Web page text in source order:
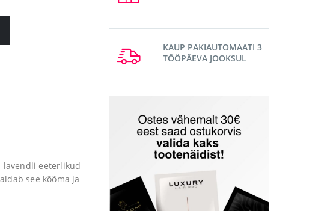
lavendli eeterlikud
see kõõma ja
KAUP PAKIAUTOMAATI 3
TÖÖPÄEVA JOOKSUL